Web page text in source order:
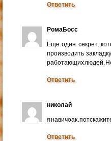
Ответить
РомаБосс
Еще один секрет,
производить
работающих людей. Не
Ответить
николай
я навичоак
Ответить